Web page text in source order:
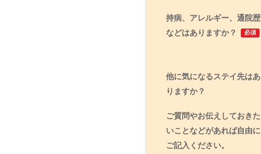
持病、アレルギー、通院歴
などはありますか？
必須
他に気になるステイ先はあ
りますか？
ご質問やお伝えしておきた
いことなどがあれば自由に
ご記入ください。